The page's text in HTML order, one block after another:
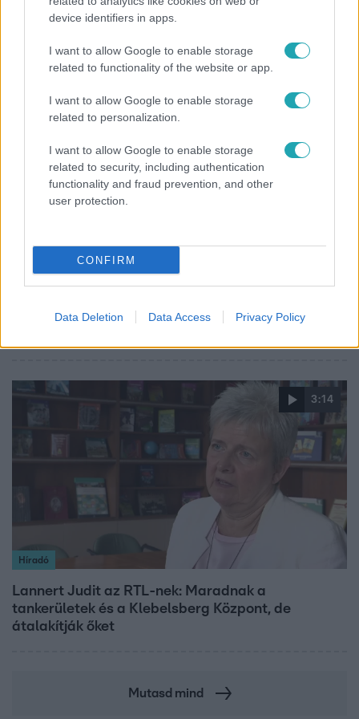
device identifiers in apps.
I want to allow Google to enable storage
related to functionality of the website or app.
I want to allow Google to enable storage
related to personalization.
I want to allow Google to enable storage
related to security, including authentication
functionality and fraud prevention, and other
user protection.
CONFIRM
Data Deletion Data Access Privacy Policy
Nagyvilág
Nem Bécs lett az első: ezekben a városokban a
legjobb élni 2026-ban
Bulvár
Bódi Guszti és Margó büszkén jelentették be:
3:14
Híradó
Lannert Judit az RTL-nek: Maradnak a
tankerületek és a Klebelsberg Központ, de
átalakítják őket
Mutasd mind